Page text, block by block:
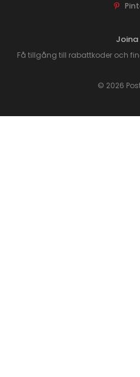
Joina
Få tillgång till rabattkoder och
© 2026